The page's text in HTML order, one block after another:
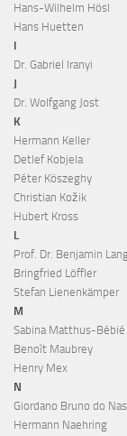
Hans-Wilhelm Hösl
Hans Huetten
I
Dr. Gabriel Iranyi
J
Dr. Wolfgang Jost
K
Hermann Keller
Detlef Kobjela
Péter Köszeghy
Christian Kožik
Hubert Kross
L
Prof. Dr. Benjamin
Bringfried Löffler
Stefan Lienenkämper
M
Sabina Matthus-Bébié
Benoît Maubrey
Henry Mex
N
Giordano Bruno do
Hermann Naehring